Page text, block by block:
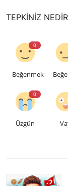
TEPKINIZ
0
Beğenmek
0
Üzgün